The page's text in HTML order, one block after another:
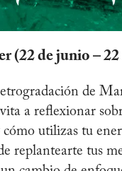
(22 de junio –
de
a reflexionar
utilizas tu
replantearte tus